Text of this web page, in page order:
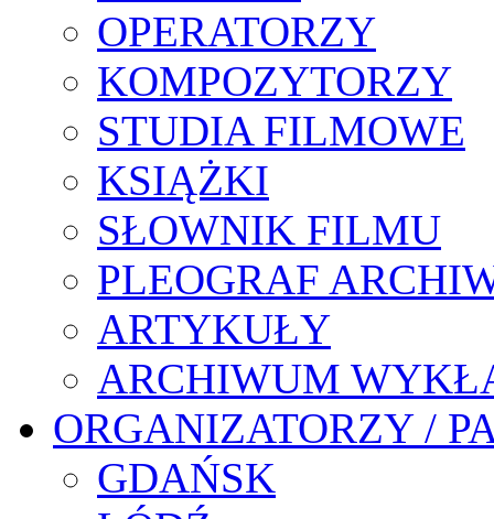
OPERATORZY
KOMPOZYTORZY
STUDIA FILMOWE
KSIĄŻKI
SŁOWNIK FILMU
PLEOGRAF
ARTYKUŁY
ARCHIWUM
ORGANIZATORZY /
GDAŃSK